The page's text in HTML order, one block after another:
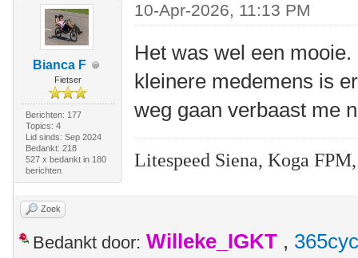
Bianca F
Fietser
Berichten: 177
Topics: 4
Lid sinds: Sep 2024
Bedankt: 218
527 x bedankt in 180
berichten
10-Apr-2026, 11:13 PM
Het was wel een
kleinere medemens is
weg gaan verbaast me
Litespeed Siena, Koga
Zoek
Bedankt door: Willeke_IGKT ,